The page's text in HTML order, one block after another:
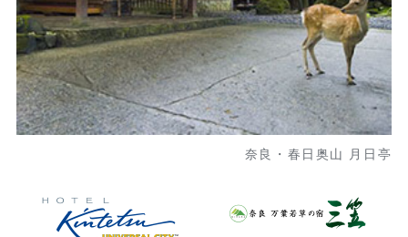
奈良・春日奥山 月日亭